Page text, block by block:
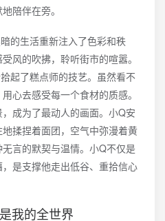
陪伴在旁。
的生活重新注入了色彩和秩
风的吹拂，聆听街市的喧嚣。
起了糕点师的技艺。虽然看不
心去感受每一个食材的质感。
成为了最动人的画面。小Q安
揉捏着面团，空气中弥漫着黄
言的默契与温情。小Q不仅是
是支撑他走出低谷、重拾信心
我的全世界